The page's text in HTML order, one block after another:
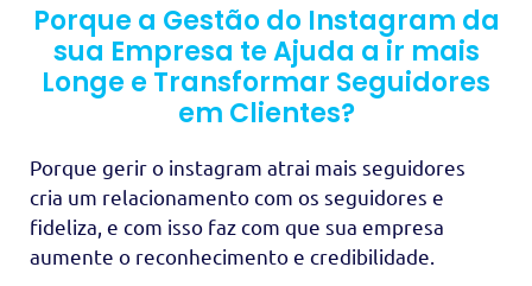
Porque a Gestão do Instagram da
sua Empresa te Ajuda a ir mais
Longe e Transformar Seguidores
em Clientes?
Porque gerir o instagram atrai mais seguidores
cria um relacionamento com os seguidores e
fideliza, e com isso faz com que sua empresa
aumente o reconhecimento e credibilidade.